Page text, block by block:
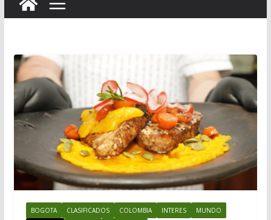
BOGOTA CLASIFICADOS COLOMBIA INTERES
MUNDO